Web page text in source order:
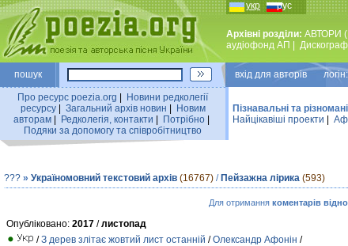
укр рус
Архівні розділи: АВТОРИ
аудiофонд АП
пошук вхiд для авторiв логін:
Про ресурс poezia.org
Новини редколегiї
ресурсу| Загальний архiв новин
Новим
авторам
Редколегiя, контакти Потрiбно
Подяки за допомогу та співробітництво
Пізнавальні та
Найцiкавiшi проекти
??? » Україномовний текстовий архів (16767) / Пейзажна лірика (593)
Для отримання коментарів
Опубліковано: 2017 /листопад
/З дерев злітає жовтий лист останній /Олександр Афонін /